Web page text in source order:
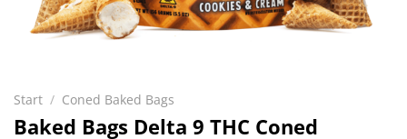
Start / Coned Baked Bags
Baked Bags Delta 9 THC Coned